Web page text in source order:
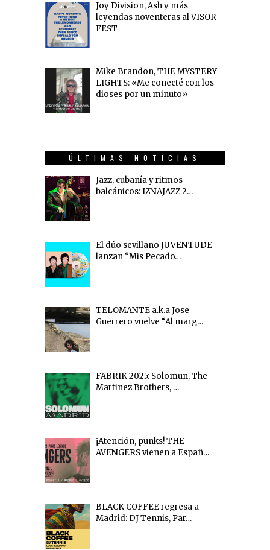
Joy Division, Ash y más
leyendas noventeras al VISOR
FEST
Mike Brandon, THE MYSTERY
LIGHTS: «Me conecté con los
dioses por un minuto»
ÚLTIMAS NOTICIAS
Jazz, cubanía y ritmos
balcánicos: IZNAJAZZ 2…
El dúo sevillano JUVENTUDE
lanzan “Mis Pecado…
TELOMANTE a.k.a Jose
Guerrero vuelve “Al marg…
FABRIK 2025: Solomun, The
Martinez Brothers, …
¡Atención, punks! THE
AVENGERS vienen a Españ…
BLACK COFFEE regresa a
Madrid: DJ Tennis, Par…